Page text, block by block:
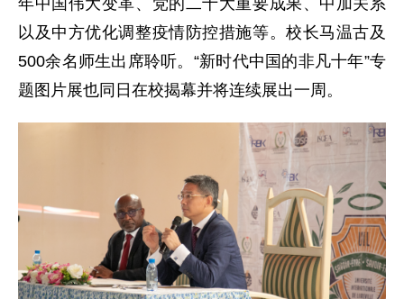
年中国伟大变革、党的二十大重要成果、中加关系
以及中方优化调整疫情防控措施等。校长马温古及
500余名师生出席聆听。“新时代中国的非凡十年”专
题图片展也同日在校揭幕并将连续展出一周。